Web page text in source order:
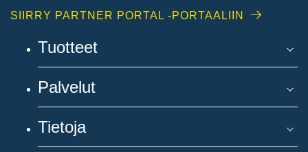
SIIRRY PARTNER PORTAL -PORTAALIIN
Tuotteet
Palvelut
Tietoja